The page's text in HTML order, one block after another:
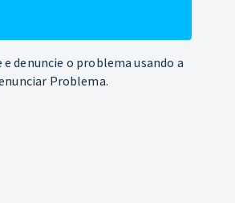
e denuncie o problema usando a
Problema.